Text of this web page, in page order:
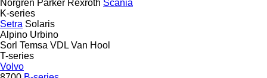
Norgren Parker Rexroth Scania
K-series
Setra Solaris
Alpino Urbino
Sorl Temsa VDL Van Hool
T-series
Volvo